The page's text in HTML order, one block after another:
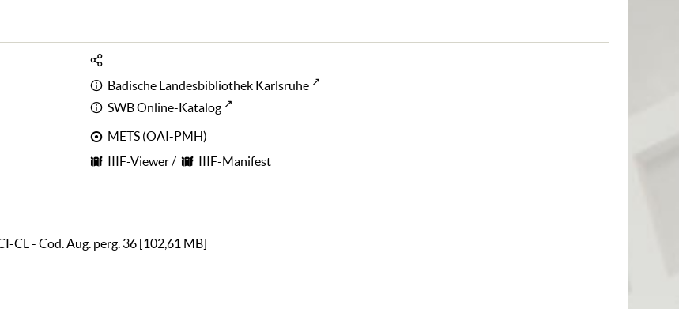
Badische Landesbibliothek Karlsruhe
SWB Online-Katalog
METS (OAI-PMH)
IIIF-Viewer/ IIIF-Manifest
CL - Cod. Aug. perg. 36[102,61 MB]